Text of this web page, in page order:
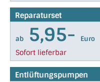
Reparaturset
ab 5,95- Euro
Sofort lieferbar
Entlüftungspumpen